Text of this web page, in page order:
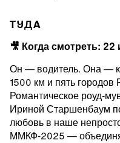
ТУДА
🎥 Когда смотреть: 22
Он — водитель. Она —
1500 км и пять городов
Романтическое роуд-
Ириной Старшенбаум
любовь в наше
ММКФ-2025 —